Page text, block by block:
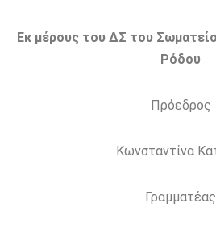
Εκ μέρους του ΔΣ του
Ρόδου
Πρόεδρος
Κωνσταντίνα
Γραμματέας